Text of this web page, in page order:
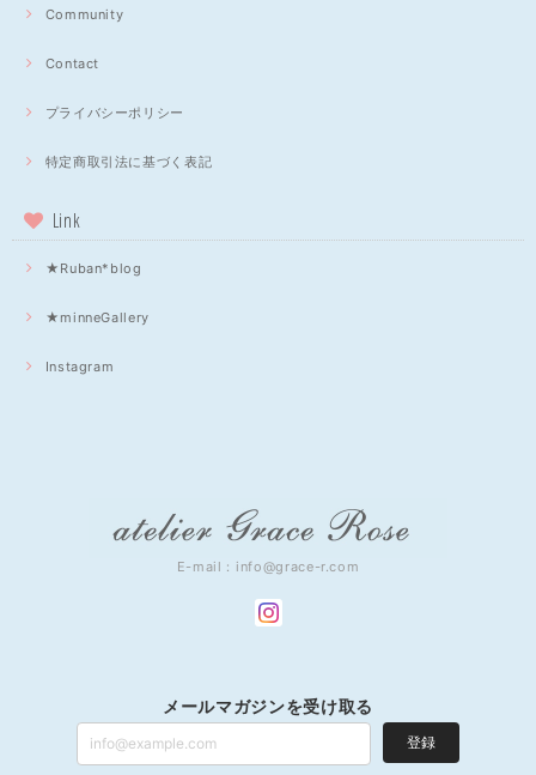
Community
Contact
プライバシーポリシー
特定商取引法に基づく表記
Link
★Ruban*blog
★minneGallery
Instagram
E-mail： info@grace-r.com
メールマガジンを受け取る
登録